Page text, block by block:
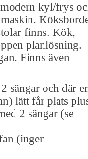
kyl/frys
finns. Kök,
planlösning.
Finns även
sängar och där
lätt får plats
2 sängar (se
(ingen